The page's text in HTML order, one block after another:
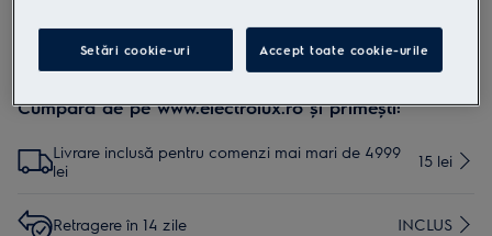
Cumpără de pe www.electrolux.ro și primești:
Livrare inclusă pentru comenzi mai mari de 4999
lei
15 lei
Retragere în 14 zile INCLUS
Setări cookie-uri Accept toate cookie-urile